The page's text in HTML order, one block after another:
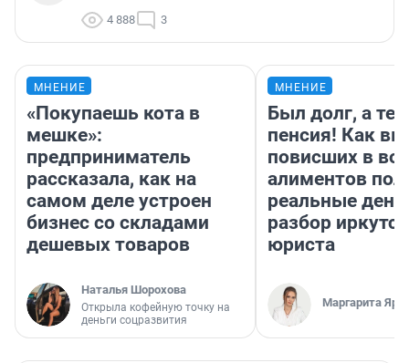
4 888 3
МНЕНИЕ
«Покупаешь кота в
мешке»:
предприниматель
рассказала, как на
самом деле устроен
бизнес со складами
дешевых товаров
Наталья Шорохова
Открыла кофейную точку на
деньги соцразвития
МНЕНИЕ
Был долг, а
пенсия! Как
повисших в
алиментов
реальные
разбор
юриста
Маргарита